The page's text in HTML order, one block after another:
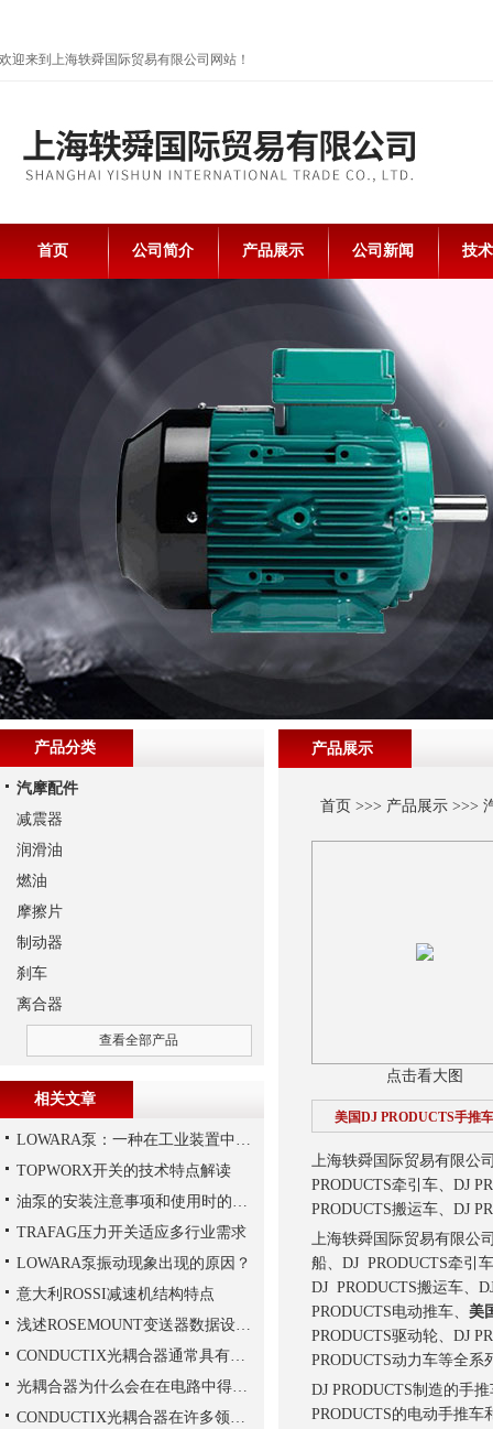
欢迎来到上海轶舜国际贸易有限公司网站！
首页 公司简介 产品展示 公司新闻 技
产品展示
首页 >>> 产品展示>>>
点击看大图
美国DJ PRODUCTS手推车
上海轶舜国际贸易有限公
PRODUCTS牵引车、DJ
PRODUCTS搬运车、DJ
上海轶舜国际贸易有限公
船、DJ PRODUCTS牵引
DJ PRODUCTS搬运车、
PRODUCTS电动推车、 美
PRODUCTS驱动轮、DJ
PRODUCTS动力车等全系
DJ PRODUCTS制造的手
PRODUCTS的电动手推
产品分类
汽摩配件
减震器
润滑油
燃油
摩擦片
制动器
刹车
离合器
查看全部产品
相关文章
LOWARA泵：一种在工业装置中广泛使用的泵
TOPWORX开关的技术特点解读
油泵的安装注意事项和使用时的维护
TRAFAG压力开关适应多行业需求
LOWARA泵振动现象出现的原因？
意大利ROSSI减速机结构特点
浅述ROSEMOUNT变送器数据设置步骤
CONDUCTIX光耦合器通常具有多种封装形式
光耦合器为什么会在在电路中得到广泛的应用,难道是因为
CONDUCTIX光耦合器在许多领域都得到了广泛的应用